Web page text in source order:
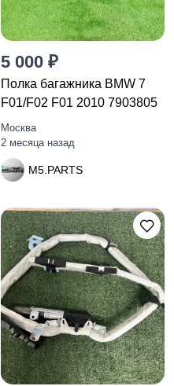
5 000 ₽
Полка багажника BMW 7
F01/F02 F01 2010 7903805
Москва
2 месяца назад
M5.PARTS